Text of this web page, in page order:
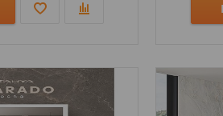
Стили: Под